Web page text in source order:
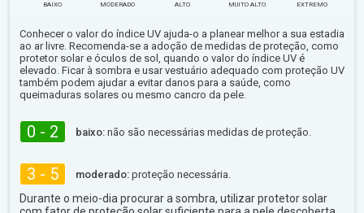
BAIXO MODERADO ALTO MUITO ALTO EXTREMO
Conhecer o valor do índice UV ajuda-o a planear melhor a sua estadia
ao ar livre. Recomenda-se a adoção de medidas de proteção, como
protetor solar e óculos de sol, quando o valor do índice UV é
elevado. Ficar à sombra e usar vestuário adequado com proteção UV
também podem ajudar a evitar danos para a saúde, como
queimaduras solares ou mesmo cancro da pele.
0 - 2 baixo: não são necessárias medidas de proteção.
3 - 5 moderado: proteção necessária.
Durante o meio-dia procurar a sombra, utilizar protetor solar